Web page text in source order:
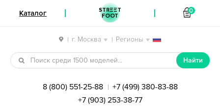
| г. Москва | Регионы
Перейти к навигации
Перейти к содержимому
Найти
8 (800) 551-25-88 | +7 (499) 380-83-88
+7 (903) 253-38-77
Каталог STREET
FOOT
0